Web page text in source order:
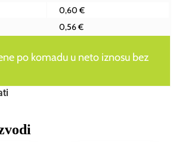
0,60 €
0,56 €
po komadu u neto iznosu bez